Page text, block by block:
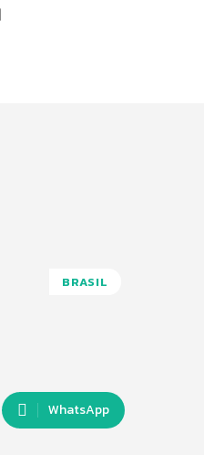
BRASIL
WhatsApp